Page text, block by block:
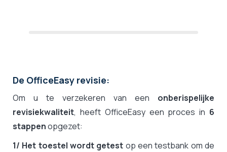
De OfficeEasy revisie:
Om u te verzekeren van een onberispelijke
revisiekwaliteit, heeft OfficeEasy een proces in 6
stappenopgezet:
1/ Het toestel wordt getest op een testbank om de